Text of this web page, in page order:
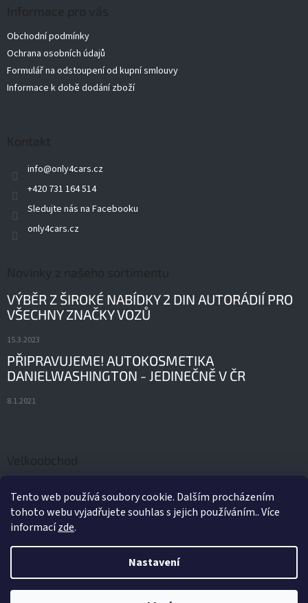
Tento web používá soubory cookie. Dalším procházením
tohoto webu vyjadřujete souhlas s jejich používáním.. Více
informacízde.
Nastavení
Informace pro vás
Obchodní podmínky
Ochrana osobních údajů
Formulář na odstoupení od kupní smlouvy
Informace k době dodání zboží
Kontakt
info@only4cars.cz
+420 731 164 514
Sledujte nás na Facebooku
only4cars.cz
Novinky z našeho sortimentu
VÝBĚR Z ŠIROKÉ NABÍDKY 2 DIN AUTORÁDIÍ PRO
VŠECHNY ZNAČKY VOZŮ
15.3.2023
PŘIPRAVUJEME! AUTOKOSMETIKA
DANIELWASHINGTON - JEDINEČNĚ V ČR
8.1.2021
Velkoobchod
21.2.2022
Vytvořil Shoptet